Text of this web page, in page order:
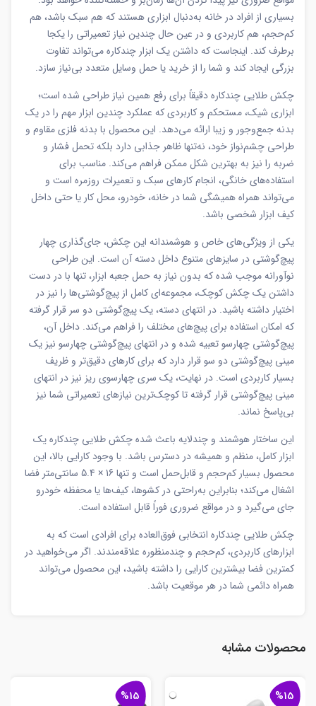
بسیاری از افراد در خانه به‌دنبال ابزاری هستند که هم سبک باشد، هم
کم‌حجم، هم کاربردی و در عین حال چندین نیاز تعمیراتی را یکجا
برطرف کند. اینجاست که داشتن یک ابزار چندکاره می‌تواند تفاوت
بزرگی ایجاد کند و شما را از خرید یا حمل وسایل متعدد بی‌نیاز سازد.
چکش طلایی چندکاره دقیقاً برای رفع همین نیاز طراحی شده است؛
ابزاری شیک، مستحکم و کاربردی که عملکرد چندین ابزار مهم را در یک
بدنه جمع‌وجور و زیبا ارائه می‌دهد. این محصول با بدنه فلزی مقاوم و
طراحی چشم‌نواز خود، نه‌تنها ظاهر جذابی دارد بلکه تحمل فشار و
ضربه را نیز به بهترین شکل ممکن فراهم می‌کند. مناسب برای
استفاده‌های خانگی، انجام کارهای سبک و تعمیرات روزمره است و
می‌تواند همراه همیشگی شما در خانه، خودرو، محل کار یا حتی داخل
کیف ابزار شخصی باشد.
یکی از ویژگی‌های خاص و هوشمندانه این چکش، جای‌گذاری چهار
پیچ‌گوشتی در سایزهای متنوع داخل دسته آن است. این طراحی
نوآورانه موجب شده که بدون نیاز به حمل جعبه ابزار، تنها با در دست
داشتن یک چکش کوچک، مجموعه‌ای کامل از پیچ‌گوشتی‌ها را نیز در
اختیار داشته باشید. در انتهای دسته، یک پیچ‌گوشتی دو سر قرار گرفته
که امکان استفاده برای پیچ‌های مختلف را فراهم می‌کند. داخل آن،
پیچ‌گوشتی چهارسو تعبیه شده و در انتهای پیچ‌گوشتی چهارسو نیز یک
مینی پیچ‌گوشتی دو سو قرار دارد که برای کارهای دقیق‌تر و ظریف
بسیار کاربردی است. در نهایت، یک سری چهارسوی ریز نیز در انتهای
مینی پیچ‌گوشتی قرار گرفته تا کوچک‌ترین نیازهای تعمیراتی شما نیز
بی‌پاسخ نماند.
این ساختار هوشمند و چندلایه باعث شده چکش طلایی چندکاره یک
ابزار کامل، منظم و همیشه در دسترس باشد. با وجود کارایی بالا، این
محصول بسیار کم‌حجم و قابل‌حمل است و تنها 16 × 5.4 سانتی‌متر فضا
اشغال می‌کند؛ بنابراین به‌راحتی در کشوها، کیف‌ها یا محفظه خودرو
جای می‌گیرد و در مواقع ضروری فوراً قابل استفاده است.
چکش طلایی چندکاره انتخابی فوق‌العاده برای افرادی است که به
ابزارهای کاربردی، کم‌حجم و چندمنظوره علاقه‌مندند. اگر می‌خواهید در
کمترین فضا بیشترین کارایی را داشته باشید، این محصول می‌تواند
همراه دائمی شما در هر موقعیت باشد.
محصولات مشابه
%15
%15